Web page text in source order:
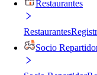
Restaurantes
Restaurantes
Socio